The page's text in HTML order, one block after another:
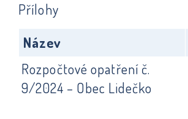
Přílohy
Název
Rozpočtové opatření č.
9/2024 – Obec Lidečko